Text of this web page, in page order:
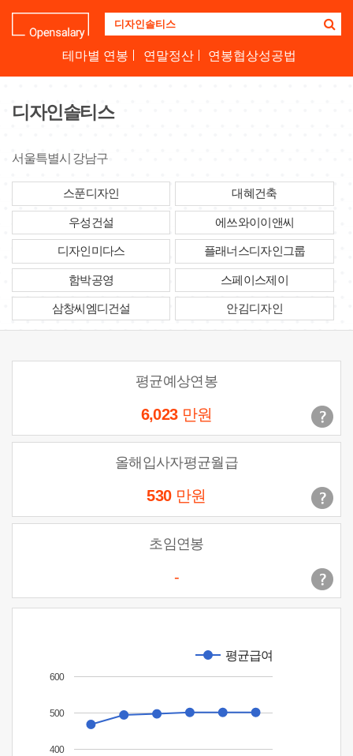
업
명
하
테마별 연봉 연말정산 연봉협상성공법
디자인솔티스
서울특별시 강남구
스푼디자인 대혜건축
우성건설 에쓰와이이앤씨
디자인미다스 플래너스디자인그룹
함박공영 스페이스제이
삼창씨엠디건설 안김디자인
평균예상연봉
6,023 만원
올해입사자평균월급
530 만원
초임연봉
-
평균급여
400
500
600